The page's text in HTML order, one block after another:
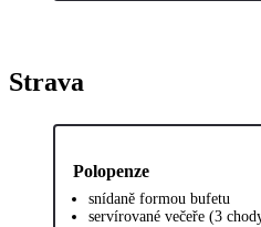
Strava
Polopenze
snídaně formou bufetu
servírované večeře (3